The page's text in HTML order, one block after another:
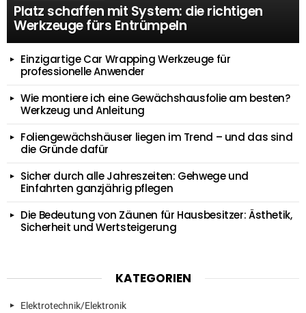
Platz schaffen mit System: die richtigen
Werkzeuge fürs Entrümpeln
Einzigartige Car Wrapping Werkzeuge für
professionelle Anwender
Wie montiere ich eine Gewächshausfolie am besten?
Werkzeug und Anleitung
Foliengewächshäuser liegen im Trend – und das sind
die Gründe dafür
Sicher durch alle Jahreszeiten: Gehwege und
Einfahrten ganzjährig pflegen
Die Bedeutung von Zäunen für Hausbesitzer: Ästhetik,
Sicherheit und Wertsteigerung
KATEGORIEN
Elektrotechnik/Elektronik